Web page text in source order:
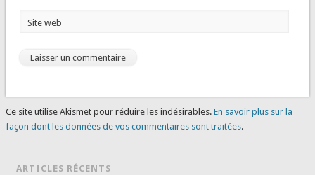
Site web
Ce site utilise Akismet pour réduire les indésirables. En savoir plus sur la
façon dont les données de vos commentaires sont traitées.
ARTICLES RÉCENTS